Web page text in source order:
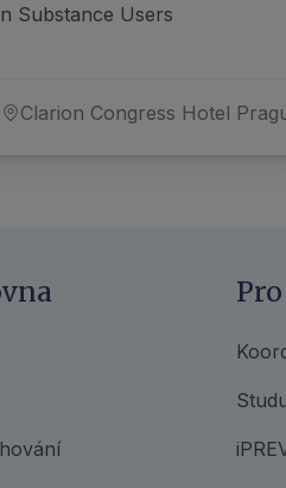
Substance Users
Clarion Congress Hotel